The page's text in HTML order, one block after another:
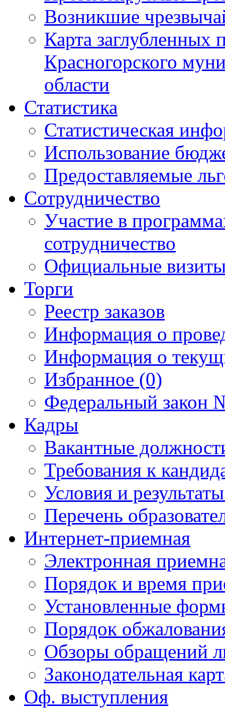
Возникшие
Карта
Красногорского
области
Статистика
Статистическая
Использование
Предоставляемые
Сотрудничество
Участие в
сотрудничество
Официальные
Торги
Реестр заказов
Информация о
Информация о
Избранное (0)
Федеральный закон
Кадры
Вакантные
Требования к
Условия и
Перечень
Интернет-приемная
Электронная
Порядок и время
Установленные
Порядок
Обзоры обращений
Законодательная
Оф. выступления